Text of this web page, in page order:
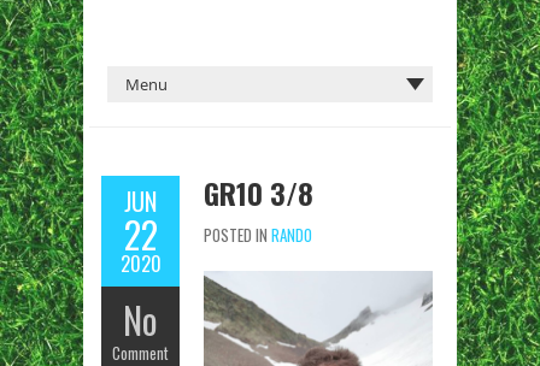
JUN
22
2020
No
Comment
GR10 3/8
POSTED IN RANDO